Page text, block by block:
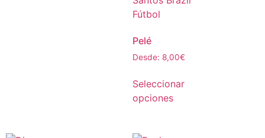
Pelé
Desde: 8,00€
Seleccionar
opciones